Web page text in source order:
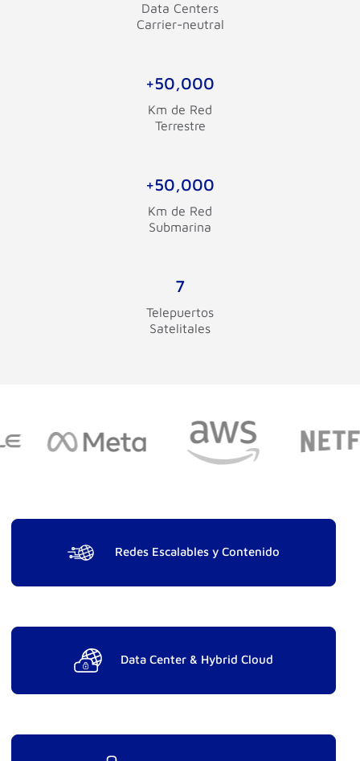
Data Centers
Carrier-neutral
+50,000
Km de Red
Terrestre
+50,000
Km de Red
Submarina
7
Telepuertos
Satelitales
Redes Escalables y Contenido
Data Center & Hybrid Cloud